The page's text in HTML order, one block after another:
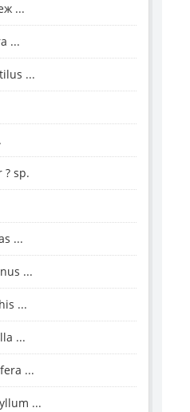
...
...
...
? sp.
...
...
...
...
...
...